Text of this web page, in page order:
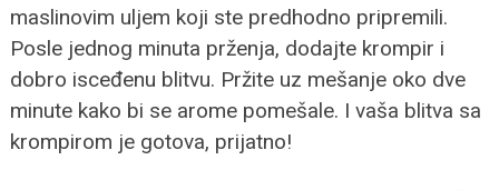
maslinovim uljem koji ste predhodno pripremili.
Posle jednog minuta prženja, dodajte krompir i
dobro isceđenu blitvu. Pržite uz mešanje oko dve
minute kako bi se arome pomešale. I vaša blitva sa
krompirom je gotova, prijatno!